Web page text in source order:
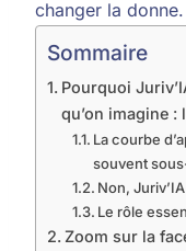
changer la donne.
Sommaire
Pourquoi
qu’on imagine
La courbe
souvent
Non,
Le rôle
Zoom sur la